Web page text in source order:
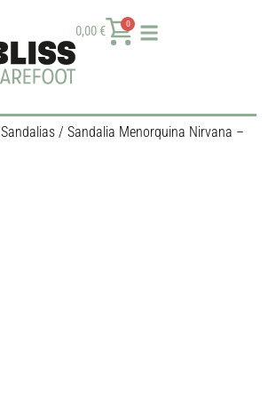
0,00€ 0
Sandalias/ Sandalia Menorquina Nirvana –